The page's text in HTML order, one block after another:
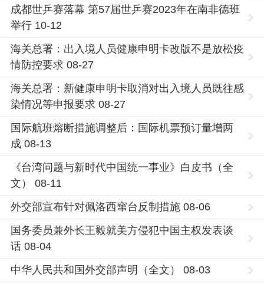
成都世乒赛落幕 第57届世乒赛2023年在南非德班
举行 10-12
海关总署：出入境人员健康申明卡改版不是放松疫
情防控要求 08-27
海关总署：新健康申明卡取消对出入境人员既往感
染情况等申报要求 08-27
国际航班熔断措施调整后：国际机票预订量增两
成 08-13
《台湾问题与新时代中国统一事业》白皮书（全
文） 08-11
外交部宣布针对佩洛西窜台反制措施 08-06
国务委员兼外长王毅就美方侵犯中国主权发表谈
话 08-04
中华人民共和国外交部声明（全文） 08-03